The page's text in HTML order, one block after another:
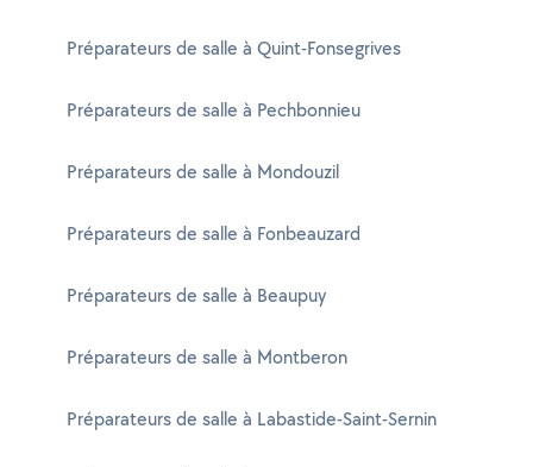
Préparateurs de salle à Quint-Fonsegrives
Préparateurs de salle à Pechbonnieu
Préparateurs de salle à Mondouzil
Préparateurs de salle à Fonbeauzard
Préparateurs de salle à Beaupuy
Préparateurs de salle à Montberon
Préparateurs de salle à Labastide-Saint-Sernin